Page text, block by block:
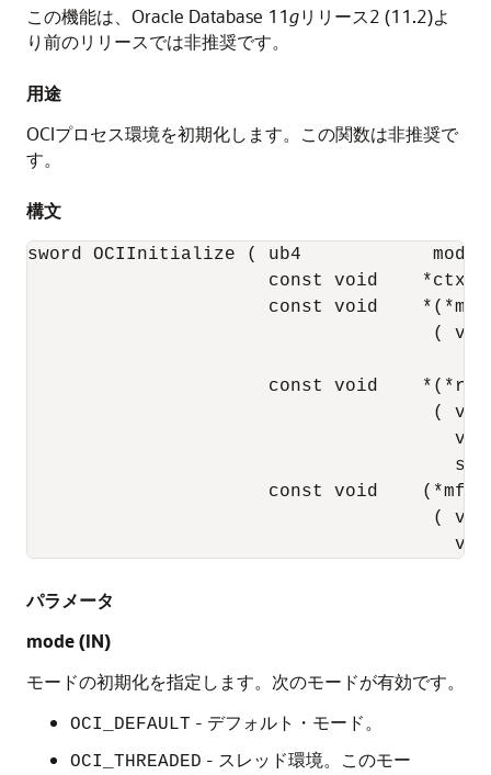
この機能は、Oracle Database 11gリリース2 (11.2)よ
り前のリリースでは非推奨です。
用途
OCIプロセス環境を初期化します。この関数は非推奨で
す。
構文
sword OCIInitialize ( ub4            mode,
const void
const void
(
const void
(
const void
(
パラメータ
mode(IN)
モードの初期化を指定します。次のモードが有効です。
OCI_DEFAULT - デフォルト・モード。
OCI_THREADED - スレッド環境。このモー